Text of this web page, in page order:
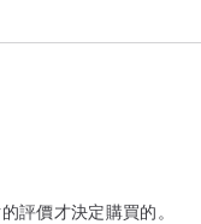
評價才決定購買的。